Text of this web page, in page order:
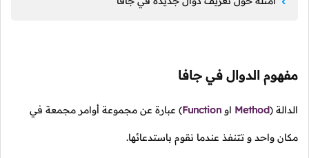
مفهوم الدوال في جافا
الدالة (
Method او Function
) عبارة عن مجموعة أوامر مجمعة في
مكان واحد و تتنفذ عندما نقوم باستدعائها.